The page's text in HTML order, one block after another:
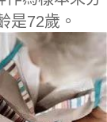
是72歲。